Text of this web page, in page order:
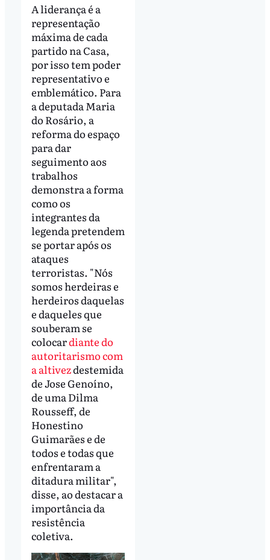
A liderança é a
representação
máxima de cada
partido na Casa,
por isso tem poder
representativo e
emblemático. Para
a deputada Maria
do Rosário, a
reforma do espaço
para dar
seguimento aos
trabalhos
demonstra a forma
como os
integrantes da
legenda pretendem
se portar após os
ataques
terroristas. "Nós
somos herdeiras e
herdeiros daquelas
e daqueles que
souberam se
colocardiante do
autoritarismo com
a altivezdestemida
de Jose Genoíno,
de uma Dilma
Rousseff, de
Honestino
Guimarães e de
todos e todas que
enfrentaram a
ditadura militar",
disse, ao destacar a
importância da
resistência
coletiva.